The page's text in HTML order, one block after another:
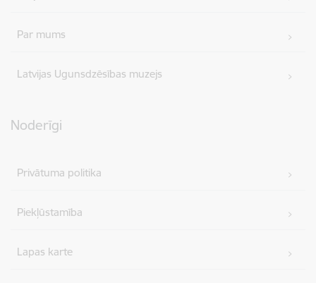
Par mums
Latvijas Ugunsdzēsības muzejs
Noderīgi
Privātuma politika
Piekļūstamība
Lapas karte